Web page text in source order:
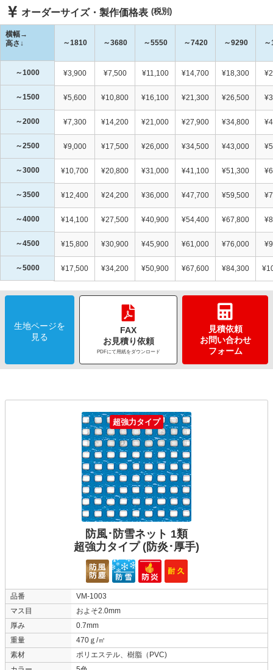
オーダーサイズ・製作価格表 (税別)
横幅→
高さ↓
～1810 ～3680 ～5550 ～7420 ～9290
～1000 ¥3,900 ¥7,500 ¥11,100 ¥14,700 ¥18,300
～1500 ¥5,600 ¥10,800 ¥16,100 ¥21,300 ¥26,500
～2000 ¥7,300 ¥14,200 ¥21,000 ¥27,900 ¥34,800
～2500 ¥9,000 ¥17,500 ¥26,000 ¥34,500 ¥43,000
～3000 ¥10,700 ¥20,800 ¥31,000 ¥41,100 ¥51,300
～3500 ¥12,400 ¥24,200 ¥36,000 ¥47,700 ¥59,500
～4000 ¥14,100 ¥27,500 ¥40,900 ¥54,400 ¥67,800
～4500 ¥15,800 ¥30,900 ¥45,900 ¥61,000 ¥76,000
～5000 ¥17,500 ¥34,200 ¥50,900 ¥67,600 ¥84,300
生地ページを
見る
FAX
お見積り依頼
PDFにて用紙をダウンロード
見積依頼
お問い合わせ
フォーム
超強力タイプ
防風･防雪ネット 1類
超強力タイプ (防炎･厚手)
品番
VM-1003
マス目
およそ2.0mm
厚み
0.7mm
重量
470ｇ/㎡
素材
ポリエステル、樹脂（PVC)